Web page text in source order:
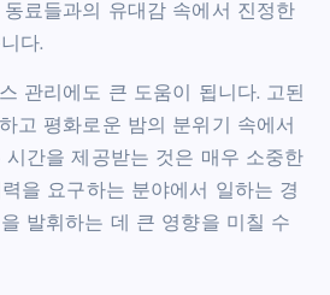
료들과의 유대감 속에서 진정한
다.
관리에도 큰 도움이 됩니다. 고된
고 평화로운 밤의 분위기 속에서
간을 제공받는 것은 매우 소중한
을 요구하는 분야에서 일하는 경
발휘하는 데 큰 영향을 미칠 수